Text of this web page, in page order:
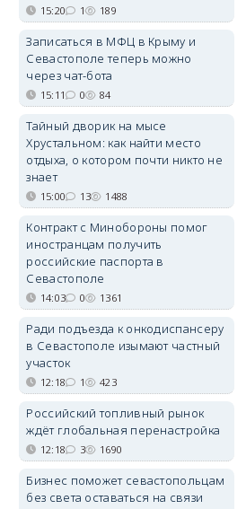
15:20 1 189
Записаться в МФЦ в Крыму и
Севастополе теперь можно
через чат-бота
15:11 0 84
Тайный дворик на мысе
Хрустальном: как найти место
отдыха, о котором почти никто не
знает
15:00 13 1488
Контракт с Минобороны помог
иностранцам получить
российские паспорта в
Севастополе
14:03 0 1361
Ради подъезда к онкодиспансеру
в Севастополе изымают частный
участок
12:18 1 423
Российский топливный рынок
ждёт глобальная перенастройка
12:18 3 1690
Бизнес поможет севастопольцам
без света оставаться на связи